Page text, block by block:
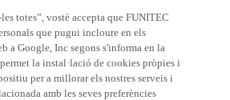
totes”, vostè accepta que FUNITEC
que pugui incloure en els
a Google, Inc segons s'informa en la
la instal·lació de cookies pròpies i
per a millorar els nostres serveis i
amb les seves preferències